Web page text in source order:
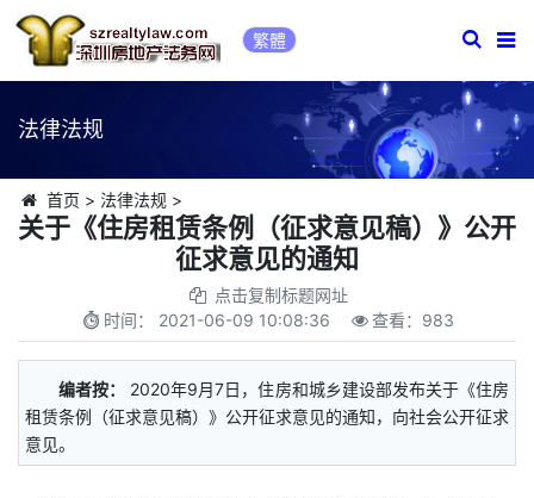
繁體
法律法规
首页 > 法律法规 >
关于《住房租赁条例（征求意见稿）》公开
征求意见的通知
点击复制标题网址
时间： 2021-06-09 10:08:36 查看： 983
编者按：
2020年9月7日，住房和城乡建设部发布关于《住房
租赁条例（征求意见稿）》公开征求意见的通知，向社会公开征求
意见。